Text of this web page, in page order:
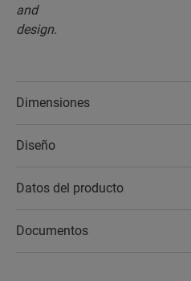
Dimensiones
Diseño
Datos del producto
Documentos